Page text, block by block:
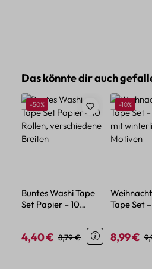
Produktgalerie überspringen
Das könnte dir auch
Rabatt
-50%
Buntes Washi Tape
Set Papier – 10
Verkaufspreis:
4,40 € Regulärer Preis:
8,79 €
Rabatt
-10%
Tape Set
8,99 €